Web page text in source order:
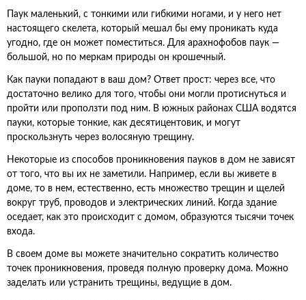
Паук маленький, с тонкими или гибкими ногами, и у него нет
настоящего скелета, который мешал бы ему проникать куда
угодно, где он может поместиться. Для арахнофобов паук —
большой, но по меркам природы он крошечный.
Как пауки попадают в ваш дом? Ответ прост: через все, что
достаточно велико для того, чтобы они могли протиснуться и
пройти или проползти под ним. В южных районах США водятся
пауки, которые тонкие, как десятицентовик, и могут
проскользнуть через волосяную трещину.
Некоторые из способов проникновения пауков в дом не зависят
от того, что вы их не заметили. Например, если вы живете в
доме, то в нем, естественно, есть множество трещин и щелей
вокруг труб, проводов и электрических линий. Когда здание
оседает, как это происходит с домом, образуются тысячи точек
входа.
В своем доме вы можете значительно сократить количество
точек проникновения, проведя полную проверку дома. Можно
заделать или устранить трещины, ведущие в дом.